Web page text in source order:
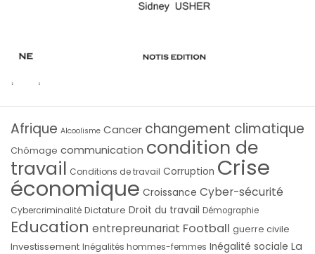
Afrique Alcoolisme Cancer changement climatique
Chômage communication condition de
travail Conditions de travail Corruption Crise
économique Croissance Cyber-sécurité
Cybercriminalité Dictature Droit du travail Démographie
Education entrepreunariat Football guerre civile
Investissement Inégalités hommes-femmes Inégalité sociale La